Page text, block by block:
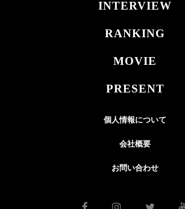
INTERVIEW
RANKING
MOVIE
PRESENT
個人情報について
会社概要
お問い合わせ